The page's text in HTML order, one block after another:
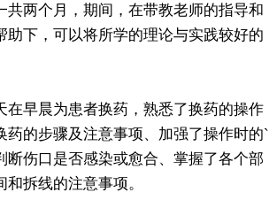
两个月，期间，在带教老师的指导和
助下，可以将所学的理论与实践较好的
早晨为患者换药，熟悉了换药的操作
药的步骤及注意事项、加强了操作时的`
断伤口是否感染或愈合、掌握了各个部
拆线的注意事项。